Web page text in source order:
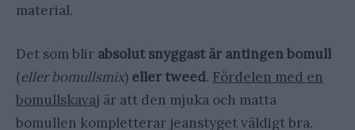
material.
Det som blir absolut snyggast är antingen bomull
(eller bomullsmix) eller tweed. Fördelen med en
bomullskavaj är att den mjuka och matta
bomullen kompletterar jeanstyget väldigt bra.